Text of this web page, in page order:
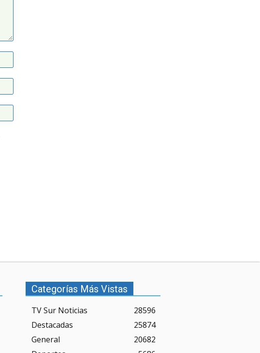
Categorías Más Vistas
TV Sur Noticias
28596
Destacadas
25874
General
20682